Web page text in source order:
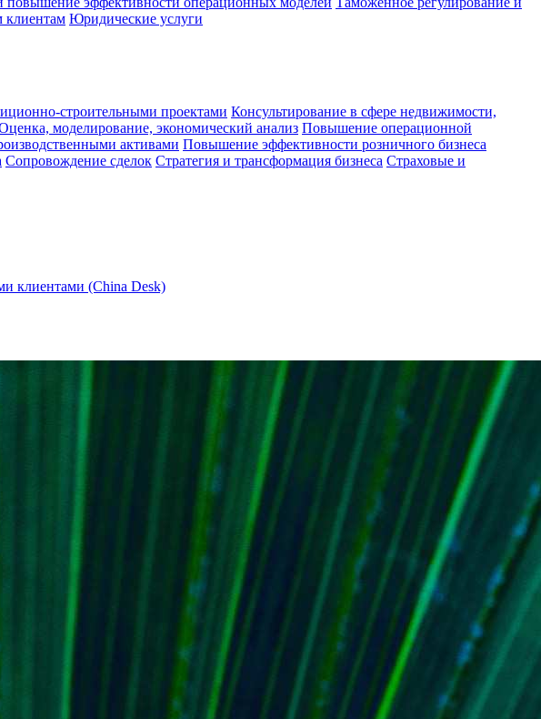
клиентам Юридические услуги
строительными проектами Консультирование в сфере недвижимости,
моделирование, экономический анализ Повышение операционной
активами Повышение эффективности розничного бизнеса
Сопровождение сделок Стратегия и трансформация бизнеса Страховые и
клиентами (China Desk)